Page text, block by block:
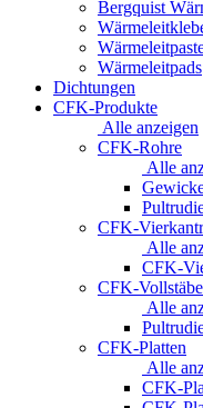
Bergquist
Wärmeleitpads
Dichtungen
CFK-Produkte
Alle anzeigen
CFK-Rohre
Alle
CFK-
Alle
CFK-
CFK-Vollstäbe
Alle
CFK-Platten
Alle
CFK-